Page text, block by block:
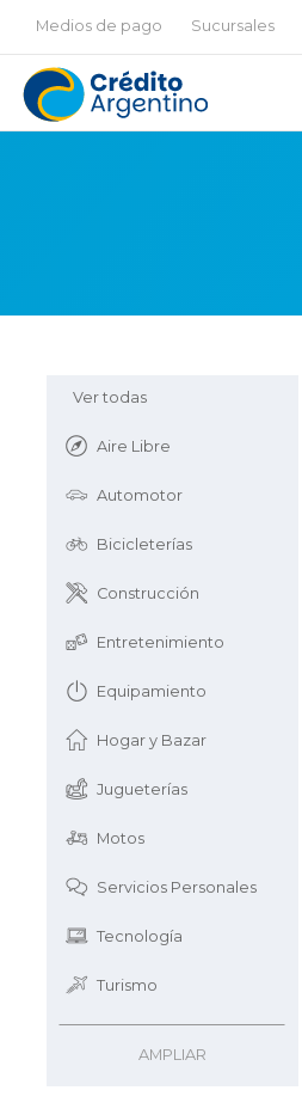
Medios de pago Sucursales
Ver todas
Aire Libre
Automotor
Bicicleterías
Construcción
Entretenimiento
Equipamiento
Hogar y Bazar
Jugueterías
Motos
Servicios Personales
Tecnología
Turismo
AMPLIAR